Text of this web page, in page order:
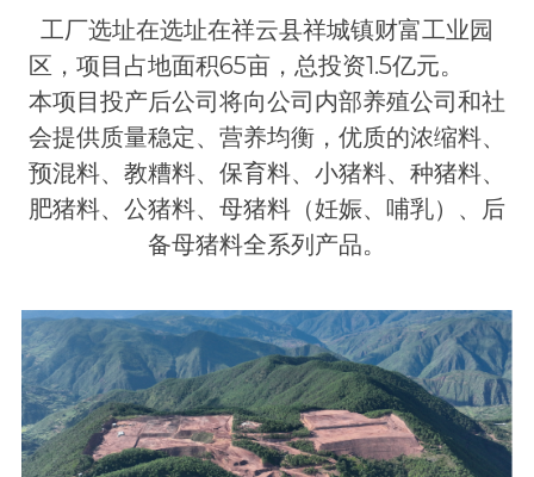
工厂选址在选址在祥云县祥城镇财富工业园
区，项目占地面积65亩，总投资1.5亿元。
本项目投产后公司将向公司内部养殖公司和社
会提供质量稳定、营养均衡，优质的浓缩料、
预混料、教糟料、保育料、小猪料、种猪料、
肥猪料、公猪料、母猪料（妊娠、哺乳）、后
备母猪料全系列产品。